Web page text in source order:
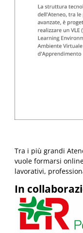
Tra i più grandi
vuole formarsi
lavorativi,
In